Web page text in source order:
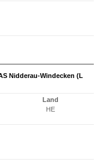
Nidderau-Windecken (L
Land
HE